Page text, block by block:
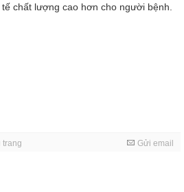
chất lượng cao hơn cho người bệnh.
trang Gửi email